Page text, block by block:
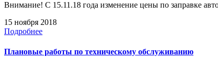
Внимание! С 15.11.18 года изменение цены по заправке
15 ноября 2018
Подробнее
Плановые работы по техническому обслуживанию